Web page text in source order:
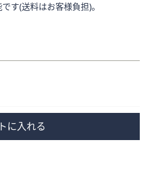
す(送料はお客様負担)。
に入れる